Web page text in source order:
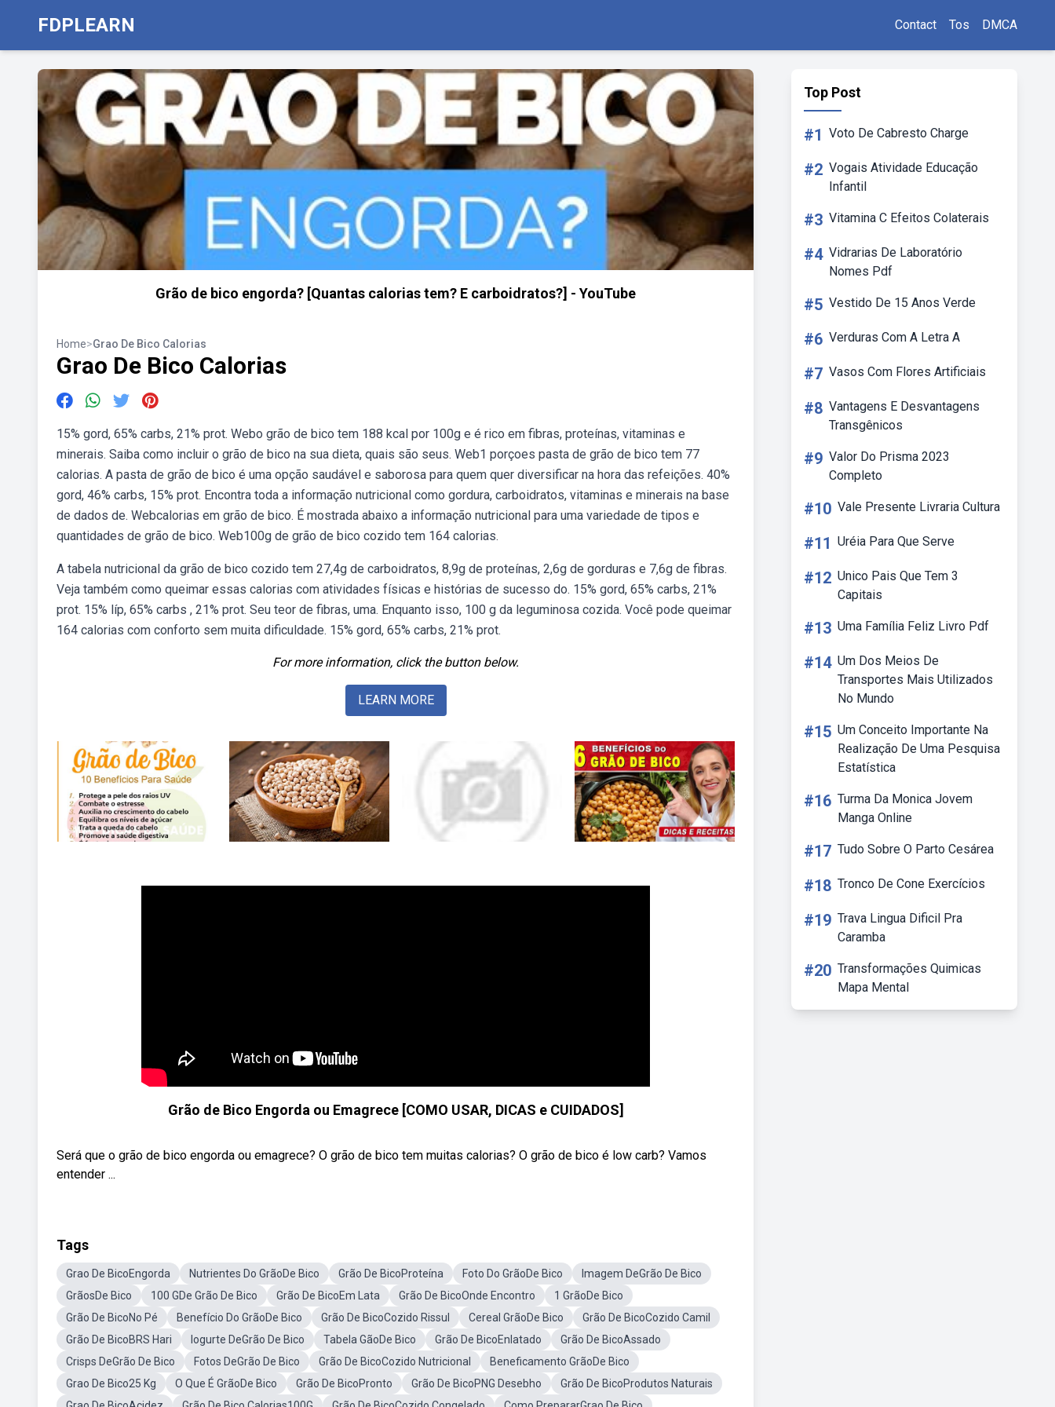
FDPLEARN Contact Tos DMCA
Grão de bico engorda? [Quantas calorias tem? E carboidratos?] - YouTube
Home>Grao De Bico Calorias
Grao De Bico Calorias
15% gord, 65% carbs, 21% prot. Webo grão de bico tem 188 kcal por 100g e é rico em fibras, proteínas, vitaminas e
minerais. Saiba como incluir o grão de bico na sua dieta, quais são seus. Web1 porçoes pasta de grão de bico tem 77
calorias. A pasta de grão de bico é uma opção saudável e saborosa para quem quer diversificar na hora das refeições. 40%
gord, 46% carbs, 15% prot. Encontra toda a informação nutricional como gordura, carboidratos, vitaminas e minerais na base
de dados de. Webcalorias em grão de bico. É mostrada abaixo a informação nutricional para uma variedade de tipos e
quantidades de grão de bico. Web100g de grão de bico cozido tem 164 calorias.
A tabela nutricional da grão de bico cozido tem 27,4g de carboidratos, 8,9g de proteínas, 2,6g de gorduras e 7,6g de fibras.
Veja também como queimar essas calorias com atividades físicas e histórias de sucesso do. 15% gord, 65% carbs, 21%
prot. 15% líp, 65% carbs , 21% prot. Seu teor de fibras, uma. Enquanto isso, 100 g da leguminosa cozida. Você pode queimar
164 calorias com conforto sem muita dificuldade. 15% gord, 65% carbs, 21% prot.
For more information, click the button below.
LEARN MORE
Grão de Bico Engorda ou Emagrece [COMO USAR, DICAS e CUIDADOS]
Será que o grão de bico engorda ou emagrece? O grão de bico tem muitas calorias? O grão de bico é low carb? Vamos
entender ...
Tags
Grao De BicoEngorda Nutrientes Do GrãoDe Bico Grão De BicoProteína Foto Do GrãoDe Bico
Imagem DeGrão De Bico
GrãosDe Bico
100 GDe Grão De Bico Grão De BicoEm Lata Grão De BicoOnde Encontro
1 GrãoDe Bico
Grão De BicoNo Pé
Benefício Do GrãoDe Bico Grão De BicoCozido Rissul Cereal GrãoDe Bico
Grão De BicoCozido Camil
Grão De BicoBRS Hari
Iogurte DeGrão De Bico Tabela GãoDe Bico Grão De BicoEnlatado
Grão De BicoAssado
Crisps DeGrão De Bico
Fotos DeGrão De Bico Grão De BicoCozido Nutricional
Beneficamento GrãoDe Bico
Grao De Bico25 Kg
O Que É GrãoDe Bico Grão De BicoPronto Grão De BicoPNG Desebho
Grão De BicoProdutos Naturais
Top Post
#1 Voto De Cabresto Charge
#2 Vogais Atividade Educação
Infantil
#3 Vitamina C Efeitos Colaterais
#4 Vidrarias De Laboratório
Nomes Pdf
#5 Vestido De 15 Anos Verde
#6 Verduras Com A Letra A
#7 Vasos Com Flores Artificiais
#8 Vantagens E Desvantagens
Transgênicos
#9 Valor Do Prisma 2023
Completo
#10 Vale Presente Livraria Cultura
#11 Uréia Para Que Serve
#12 Unico Pais Que Tem 3
Capitais
#13 Uma Família Feliz Livro Pdf
#14 Um Dos Meios De
Transportes Mais Utilizados
No Mundo
#15 Um Conceito Importante Na
Realização De Uma Pesquisa
Estatística
#16 Turma Da Monica Jovem
Manga Online
#17 Tudo Sobre O Parto Cesárea
#18 Tronco De Cone Exercícios
#19 Trava Lingua Dificil Pra
Caramba
#20 Transformações Quimicas
Mapa Mental